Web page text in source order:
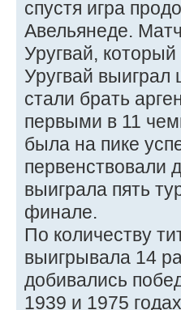
спустя игра
Авельянеде.
Уругвай,
Уругвай выиграл
стали брать
первыми в 11
была на пике
первенствовали
выиграла пять
финале.
По количеству
выигрывала 14
добивались
1939 и 1975